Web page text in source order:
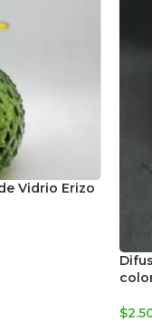
Vidrio Erizo
$